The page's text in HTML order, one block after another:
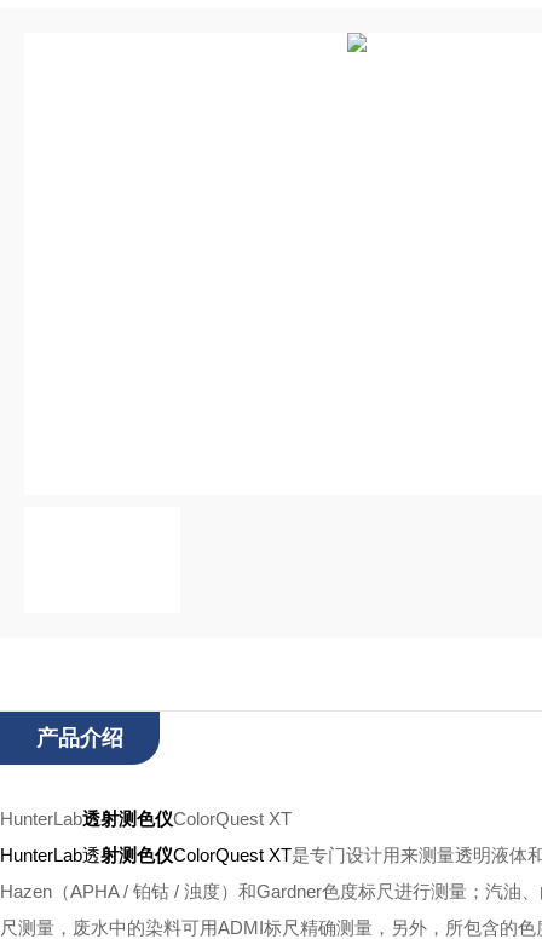
产品介绍
HunterLab透射测色仪ColorQuest XT
HunterLab透射测色仪ColorQuest XT是专门设计用来测量透明液体
Hazen（APHA / 铂钴 / 浊度）和Gardner色度标尺进行测量；汽油
尺测量，废水中的染料可用ADMI标尺精确测量，另外，所包含的